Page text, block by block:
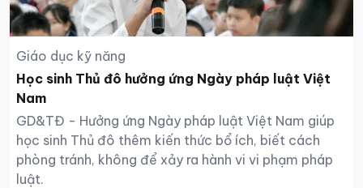
Giáo dục kỹ năng
Học sinh Thủ đô hưởng ứng Ngày pháp luật Việt
Nam
GD&TĐ - Hưởng ứng Ngày pháp luật Việt Nam giúp
học sinh Thủ đô thêm kiến thức bổ ích, biết cách
phòng tránh, không để xảy ra hành vi vi phạm pháp
luật.